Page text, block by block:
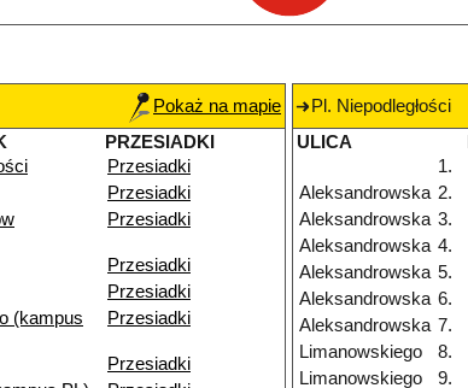
Pokaż na mapie
PRZESIADKI
Przesiadki
Przesiadki
Przesiadki
Przesiadki
Przesiadki
(kampus
Przesiadki
Przesiadki
Pl. Niepodległości
ULICA
1.
Aleksandrowska 2.
Aleksandrowska 3.
Aleksandrowska 4.
Aleksandrowska 5.
Aleksandrowska 6.
Aleksandrowska 7.
Limanowskiego
8.
Limanowskiego
9.